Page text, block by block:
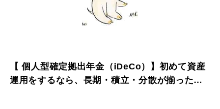
【 個人型確定拠出年金（iDeCo）】初めて資産
運用をするなら、長期・積立・分散が揃ったこ